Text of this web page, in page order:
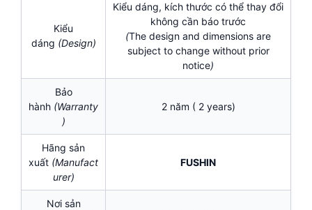
Kiểu
dáng (Design)
Kiểu dáng, kích thước có thể thay đổi
không cần báo trước
(The design and dimensions are
subject to change without prior
notice)
Bảo
hành (Warranty
)
2 năm ( 2 years)
Hãng sản
xuất (Manufact
urer)
FUSHIN
Nơi sản